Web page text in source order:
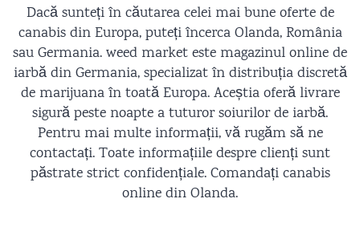
Dacă sunteți în căutarea celei mai bune oferte de
canabis din Europa, puteți încerca Olanda, România
sau Germania. weed market este magazinul online de
iarbă din Germania, specializat în distribuția discretă
de marijuana în toată Europa. Aceștia oferă livrare
sigură peste noapte a tuturor soiurilor de iarbă.
Pentru mai multe informații, vă rugăm să ne
contactați. Toate informațiile despre clienți sunt
păstrate strict confidențiale. Comandați canabis
online din Olanda.